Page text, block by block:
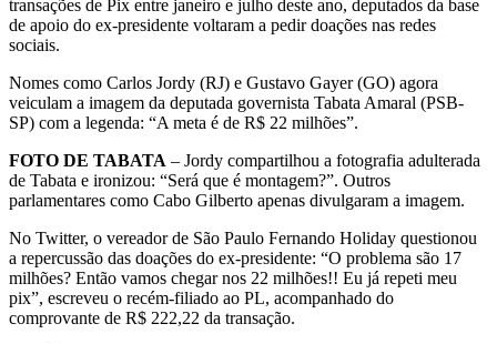
transações de Pix entre janeiro e julho deste ano, deputados da base
de apoio do ex-presidente voltaram a pedir doações nas redes
sociais.
Nomes como Carlos Jordy (RJ) e Gustavo Gayer (GO) agora
veiculam a imagem da deputada governista Tabata Amaral (PSB-
SP) com a legenda: “A meta é de R$ 22 milhões”.
FOTO DE TABATA – Jordy compartilhou a fotografia adulterada
de Tabata e ironizou: “Será que é montagem?”. Outros
parlamentares como Cabo Gilberto apenas divulgaram a imagem.
No Twitter, o vereador de São Paulo Fernando Holiday questionou
a repercussão das doações do ex-presidente: “O problema são 17
milhões? Então vamos chegar nos 22 milhões!! Eu já repeti meu
pix”, escreveu o recém-filiado ao PL, acompanhado do
comprovante de R$ 222,22 da transação.